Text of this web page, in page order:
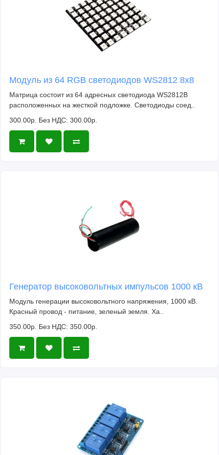
Модуль из 64 RGB светодиодов WS2812 8x8
Матрица состоит из 64 адресных светодиода WS2812B
расположенных на жесткой подложке. Светодиоды соед..
300.00р. Без НДС: 300.00р.
Генератор высоковольтных импульсов 1000 кВ
Модуль генерации высоковольтного напряжения, 1000 кВ.
Красный провод - питание, зеленый земля. Ха..
350.00р. Без НДС: 350.00р.